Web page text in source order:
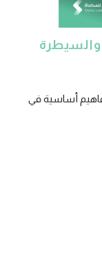
والسيطرة
أساسية في